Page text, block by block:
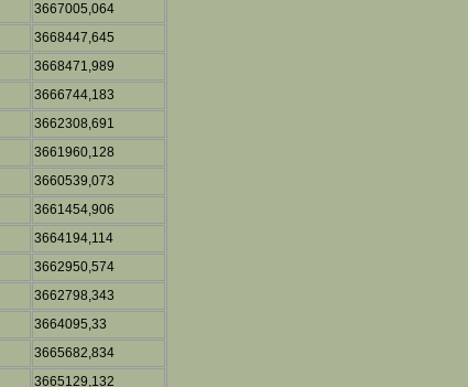
3667005,064
3668447,645
3668471,989
3666744,183
3662308,691
3661960,128
3660539,073
3661454,906
3664194,114
3662950,574
3662798,343
3664095,33
3665682,834
3665129,132